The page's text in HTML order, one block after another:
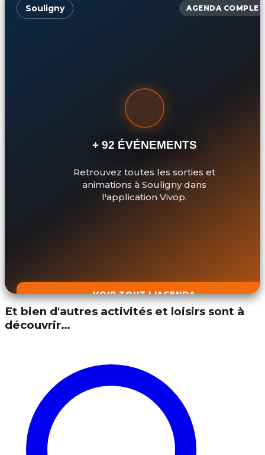
Souligny AGENDA COMPLET
+ 92 ÉVÉNEMENTS
Retrouvez toutes les sorties et
animations à Souligny dans
l'application Vivop.
VOIR TOUT L'AGENDA
Et bien d'autres activités et loisirs sont à
découvrir…